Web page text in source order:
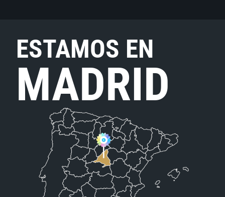
ESTAMOS EN
MADRID